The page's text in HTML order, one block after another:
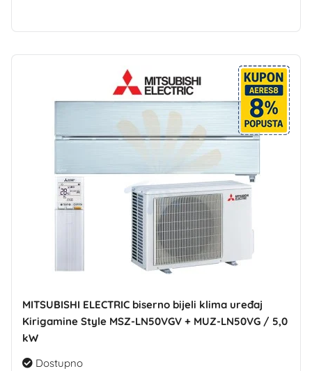
MITSUBISHI ELECTRIC biserno bijeli klima uređaj
Kirigamine Style MSZ-LN50VGV + MUZ-LN50VG / 5,0
kW
Dostupno